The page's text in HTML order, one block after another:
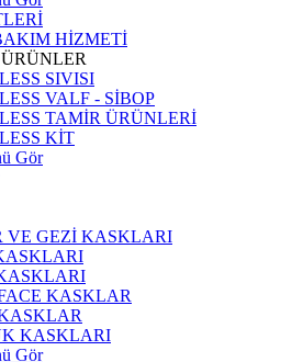
HİZMETİ
SIVISI
VALF - SİBOP
TAMİR ÜRÜNLERİ
KİT
Gör
VE GEZİ KASKLARI
KASKLAR
KASKLARI
Gör